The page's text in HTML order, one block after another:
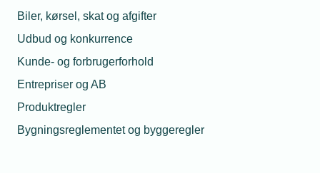
Biler, kørsel, skat og afgifter
Udbud og konkurrence
Kunde- og forbrugerforhold
Entrepriser og AB
Produktregler
Bygningsreglementet og byggeregler